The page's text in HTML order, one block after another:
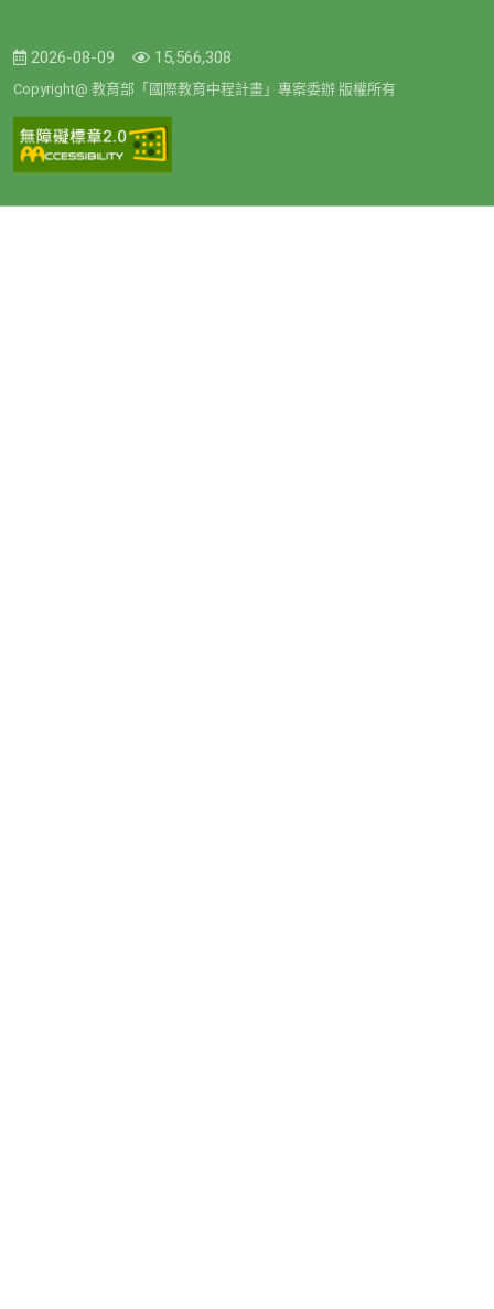
2026-08-09 15,566,308
Copyright@ 教育部「國際教育中程計畫」專案委辦 版權所有